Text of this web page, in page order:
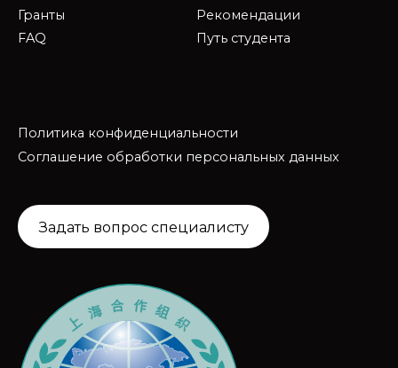
Гранты
FAQ
Рекомендации
Путь студента
Политика конфиденциальности
Соглашение обработки персональных данных
Задать вопрос специалисту